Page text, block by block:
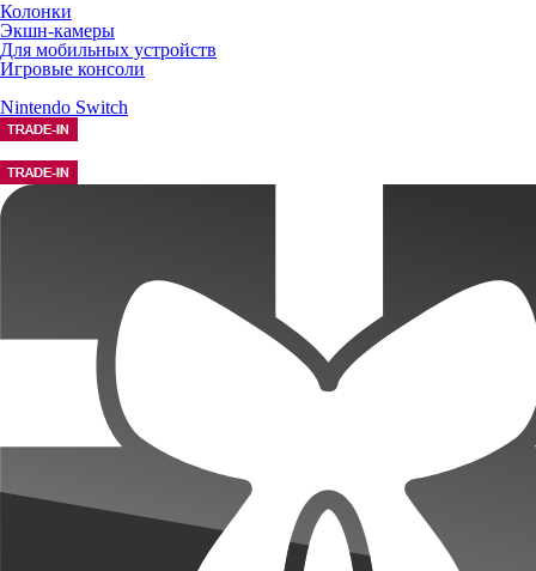
Колонки
Экшн-камеры
Для мобильных устройств
Игровые консоли
Nintendo Switch